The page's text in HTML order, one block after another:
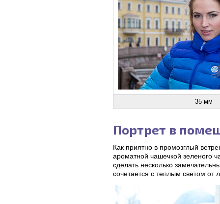
35 мм
Портрет в
Как приятно в промозглый
ароматной чашечкой зеленого
сделать несколько
сочетается с теплым светом